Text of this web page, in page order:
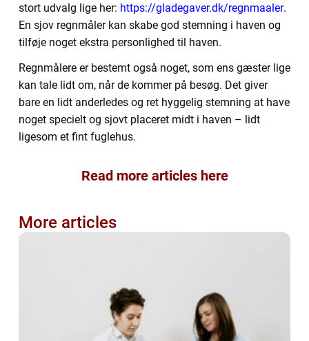
stort udvalg lige her: https://gladegaver.dk/regnmaaler.
En sjov regnmåler kan skabe god stemning i haven og
tilføje noget ekstra personlighed til haven.
Regnmålere er bestemt også noget, som ens gæster lige
kan tale lidt om, når de kommer på besøg. Det giver
bare en lidt anderledes og ret hyggelig stemning at have
noget specielt og sjovt placeret midt i haven – lidt
ligesom et fint fuglehus.
Read more articles here
More articles